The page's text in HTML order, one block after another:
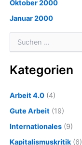
Oktober 2000
Januar 2000
u
h
n
a
h
:
Kategorien
Arbeit 4.0 (4)
Gute Arbeit (19)
Internationales (9)
Kapitalismuskritik(6)